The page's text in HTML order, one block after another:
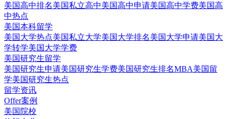
美国高中排名美国私立高中美国高中申请美国高中学费美国高
中热点
美国本科留学
美国大学热点美国私立大学美国大学排名美国大学申请美国大
学转学美国大学学费
美国研究生留学
美国研究生申请美国研究生学费美国研究生排名MBA美国留
学美国研究生热点
留学资讯
Offer案例
美国院校